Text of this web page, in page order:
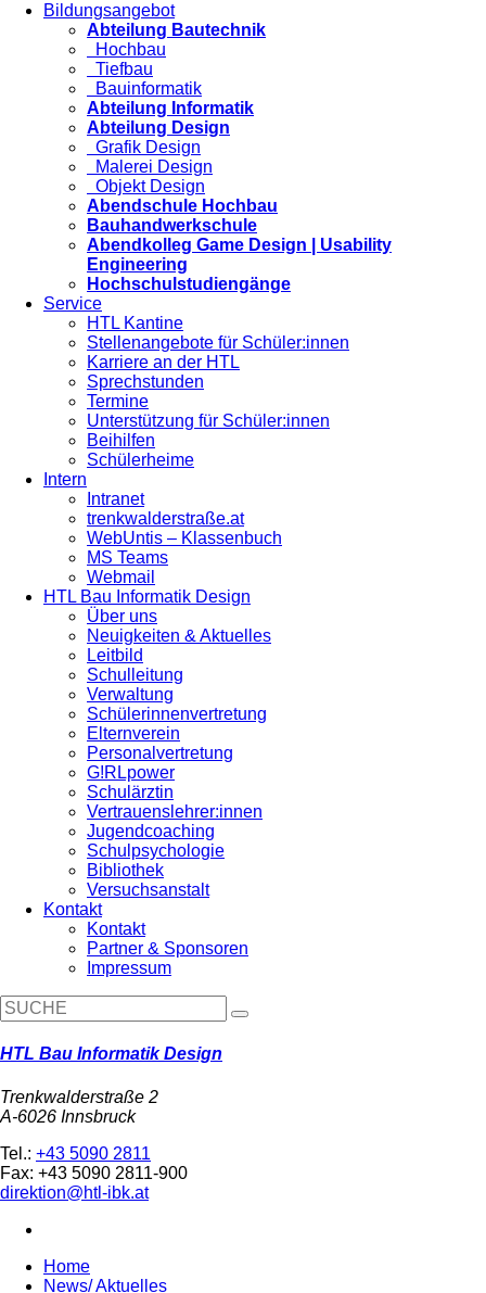
Bildungsangebot
Abteilung Bautechnik
Hochbau
Tiefbau
Bauinformatik
Abteilung Informatik
Abteilung Design
Grafik Design
Malerei Design
Objekt Design
Abendschule Hochbau
Bauhandwerkschule
Abendkolleg Game Design | Usability
Engineering
Hochschulstudiengänge
Service
HTL Kantine
Stellenangebote für Schüler:innen
Karriere an der HTL
Sprechstunden
Termine
Unterstützung für Schüler:innen
Beihilfen
Schülerheime
Intern
Intranet
trenkwalderstraße.at
WebUntis – Klassenbuch
MS Teams
Webmail
HTL Bau Informatik Design
Über uns
Neuigkeiten & Aktuelles
Leitbild
Schulleitung
Verwaltung
Schülerinnenvertretung
Elternverein
Personalvertretung
G!RLpower
Schulärztin
Vertrauenslehrer:innen
Jugendcoaching
Schulpsychologie
Bibliothek
Versuchsanstalt
Kontakt
Kontakt
Partner & Sponsoren
Impressum
HTL Bau Informatik Design
Trenkwalderstraße 2
A-6026 Innsbruck
Tel.: +43 5090 2811
Fax: +43 5090 2811-900
direktion@htl-ibk.at
Home
News/ Aktuelles